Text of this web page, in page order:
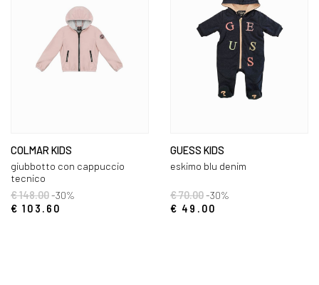
COLMAR KIDS
giubbotto con cappuccio
tecnico
€ 148.00-30%
€ 103.60
GUESS KIDS
eskimo blu denim
€ 70.00-30%
€ 49.00